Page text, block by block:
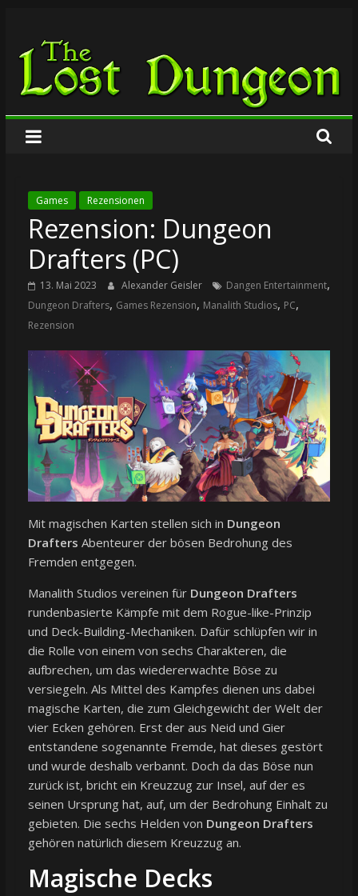
springen
The
Lost
Dungeon
Games Rezensionen
Rezension: Dungeon
Drafters (PC)
13. Mai 2023 Alexander Geisler Dangen Entertainment,
Dungeon Drafters, Games Rezension, Manalith Studios, PC,
Rezension
Mit magischen Karten stellen sich in Dungeon
Drafters Abenteurer der bösen Bedrohung des
Fremden entgegen.
Manalith Studios vereinen für Dungeon Drafters
rundenbasierte Kämpfe mit dem Rogue-like-Prinzip
und Deck-Building-Mechaniken. Dafür schlüpfen wir in
die Rolle von einem von sechs Charakteren, die
aufbrechen, um das wiedererwachte Böse zu
versiegeln. Als Mittel des Kampfes dienen uns dabei
magische Karten, die zum Gleichgewicht der Welt der
vier Ecken gehören. Erst der aus Neid und Gier
entstandene sogenannte Fremde, hat dieses gestört
und wurde deshalb verbannt. Doch da das Böse nun
zurück ist, bricht ein Kreuzzug zur Insel, auf der es
seinen Ursprung hat, auf, um der Bedrohung Einhalt zu
gebieten. Die sechs Helden von Dungeon Drafters
gehören natürlich diesem Kreuzzug an.
Magische Decks